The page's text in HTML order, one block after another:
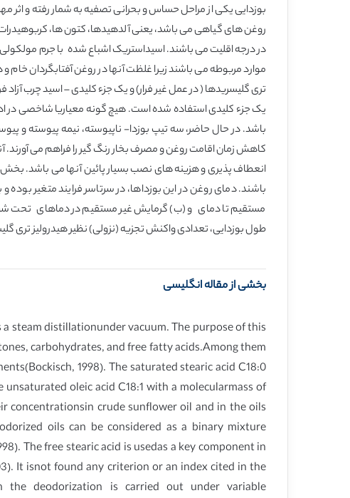
بوزدایی یکی از مراحل حساس و بحرانی تصفیه به شمار رفته و اثر
روغن های گیاهی می باشد، یعنی آلدهیدها، کتون ها، کربوهیدرات
در درجه اقلیت می باشند. اسیداستریک اشباع شده با جرم
موارد مربوطه می باشند زیرا غلظت آنها در روغن آفتابگردان خام
یک جزء کلیدی استفاده شده است. هیچ گونه معیاریا شاخصی در
باشد. در حال حاضر، سه تیپ بوزدا- ناپیوسته، نیمه پیوسته و
انعطاف پذیری و هزینه های نصب بسیار پائین آنها می باشد.
باشند. دمای روغن در این بوزداها، در سرتاسر فرایند متغیر
مستقیم تا دمای و (ب) گرمایش غیر مستقیم در دماهای تحت شرایط
طول بوزدایی، تعدادی واکنش تجزیه (نزولی) نظیر هیدرولیز تری
بخشی از مقاله انگلیسی
steam distillationunder vacuum. The purpose of this
carbohydrates, and free fatty acids.Among them
1998). The saturated stearic acid C18:0
oleic acid C18:1 with a molecularmass of
concentrationsin crude sunflower oil and in the oils
oils can be considered as a binary mixture
The free stearic acid is usedas a key component in
It isnot found any criterion or an index cited in the
the deodorization is carried out under variable